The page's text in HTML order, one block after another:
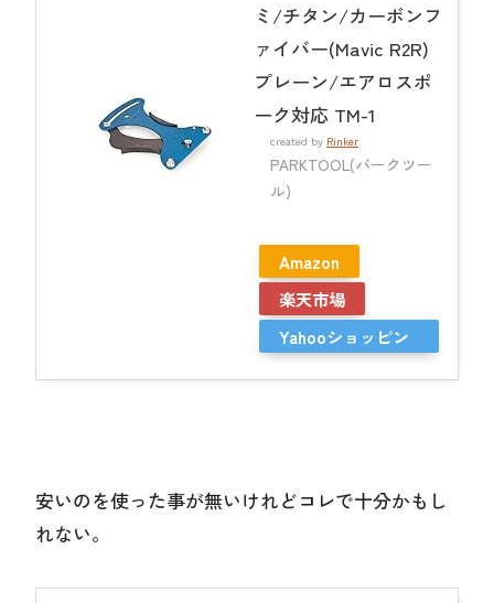
ミ/チタン/カーボンフ
ァイバー(Mavic R2R)
プレーン/エアロスポ
ーク対応 TM-1
created by Rinker
PARKTOOL(パークツー
ル)
Amazon
楽天市場
Yahooショッピン
安いのを使った事が無いけれどコレで十分かもし
れない。